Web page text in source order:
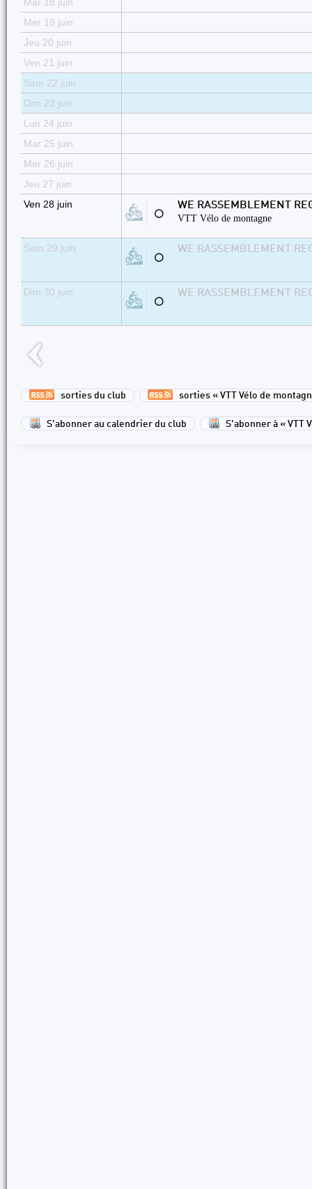
Mer 19 juin
Jeu 20 juin
Ven 21 juin
Sam 22 juin
Dim 23 juin
Lun 24 juin
Mar 25 juin
Mer 26 juin
Jeu 27 juin
Ven 28 juin
⚪
WE RASSEMBLEMENT
VTT Vélo de montagne
Sam 29 juin
⚪
WE RASSEMBLEMENT
Dim 30 juin
⚪
WE RASSEMBLEMENT
sorties du club sorties « VTT Vélo de
S'abonner au calendrier du club S'abonner à « VTT